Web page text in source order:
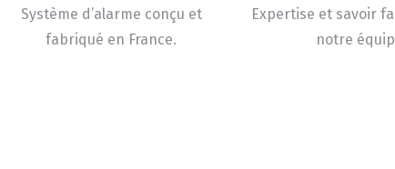
Système d’alarme conçu et
fabriqué en France.
Expertise et savoir
notre